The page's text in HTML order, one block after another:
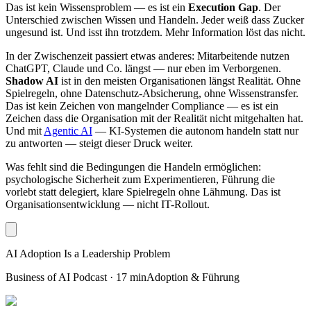
Das ist kein Wissensproblem — es ist ein Execution Gap. Der
Unterschied zwischen Wissen und Handeln. Jeder weiß dass Zucker
ungesund ist. Und isst ihn trotzdem. Mehr Information löst das nicht.
In der Zwischenzeit passiert etwas anderes: Mitarbeitende nutzen
ChatGPT, Claude und Co. längst — nur eben im Verborgenen.
Shadow AI ist in den meisten Organisationen längst Realität. Ohne
Spielregeln, ohne Datenschutz-Absicherung, ohne Wissenstransfer.
Das ist kein Zeichen von mangelnder Compliance — es ist ein
Zeichen dass die Organisation mit der Realität nicht mitgehalten hat.
Und mit Agentic AI — KI-Systemen die autonom handeln statt nur
zu antworten — steigt dieser Druck weiter.
Was fehlt sind die Bedingungen die Handeln ermöglichen:
psychologische Sicherheit zum Experimentieren, Führung die
vorlebt statt delegiert, klare Spielregeln ohne Lähmung. Das ist
Organisationsentwicklung — nicht IT-Rollout.
AI Adoption Is a Leadership Problem
Business of AI Podcast · 17 minAdoption & Führung